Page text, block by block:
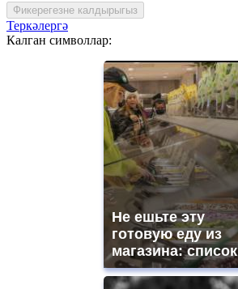
Фикерегезне калдырыгыз
Теркәлергә
Калган символлар:
Не ешьте эту
готовую еду из
магазина: список